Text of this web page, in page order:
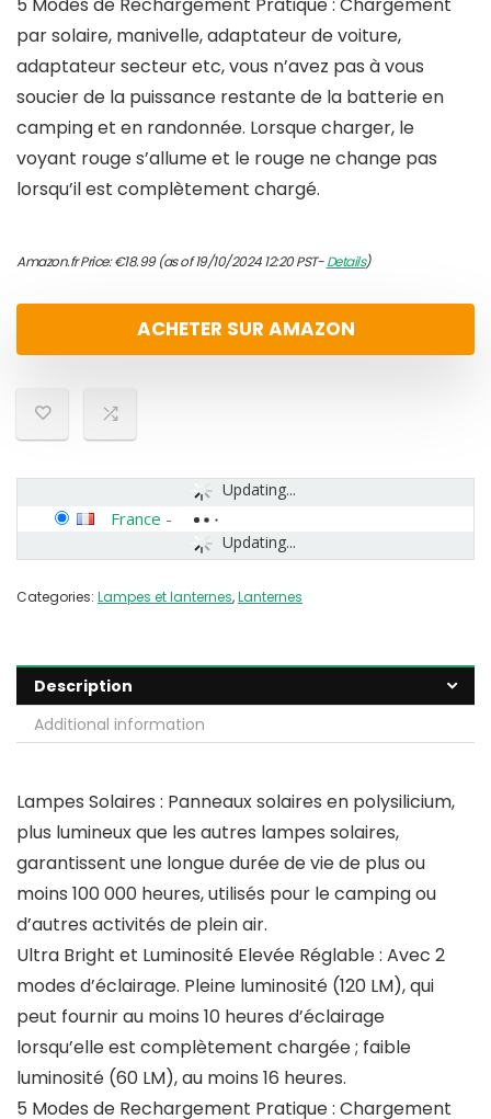
5 Modes de Rechargement Pratique : Chargement
par solaire, manivelle, adaptateur de voiture,
adaptateur secteur etc, vous n’avez pas à vous
soucier de la puissance restante de la batterie en
camping et en randonnée. Lorsque charger, le
voyant rouge s’allume et le rouge ne change pas
lorsqu’il est complètement chargé.
Amazon.fr Price:€18.99(as of 19/10/2024 12:20 PST-Details)
ACHETER SUR AMAZON
Updating...
Updating...
France -
Categories: Lampes et lanternes,Lanternes
Description
Additional information
Lampes Solaires : Panneaux solaires en polysilicium,
plus lumineux que les autres lampes solaires,
garantissent une longue durée de vie de plus ou
moins 100 000 heures, utilisés pour le camping ou
d’autres activités de plein air.
Ultra Bright et Luminosité Elevée Réglable : Avec 2
modes d’éclairage. Pleine luminosité (120 LM), qui
peut fournir au moins 10 heures d’éclairage
lorsqu’elle est complètement chargée ; faible
luminosité (60 LM), au moins 16 heures.
5 Modes de Rechargement Pratique : Chargement